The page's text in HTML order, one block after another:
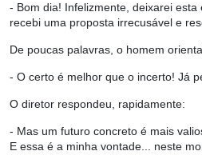
- Bom dia! Infelizmente, deixarei
recebi uma proposta irrecusável e
De poucas palavras, o homem
- O certo é melhor que o incerto! Já
O diretor respondeu, rapidamente:
- Mas um futuro concreto é mais
E essa é a minha vontade... neste